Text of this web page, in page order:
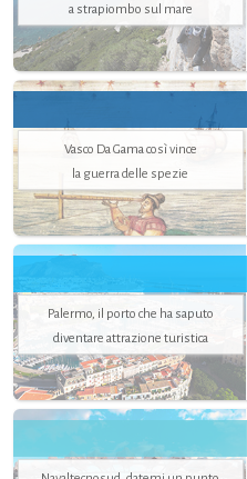
a strapiombo sul mare
Vasco Da Gama così vince
la guerra delle spezie
Palermo, il porto che ha saputo
diventare attrazione turistica